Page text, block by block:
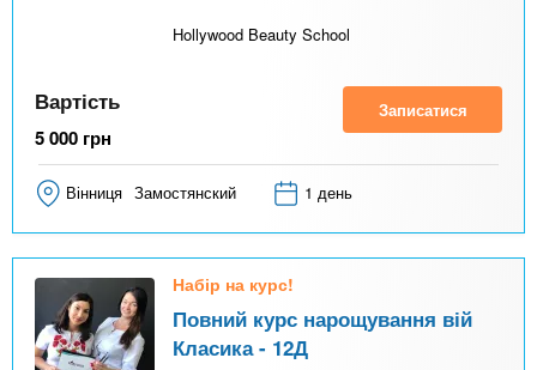
Hollywood Beauty School
Вартість
5 000 грн
Записатися
Вінниця Замостянский 1 день
Набір на курс!
Повний курс нарощування вій
Класика - 12Д